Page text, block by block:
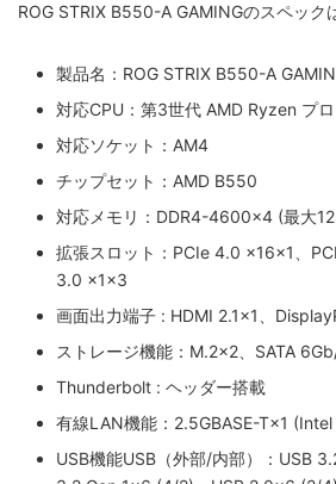
ROG STRIX B550-A GAMINGのスペック
製品名：ROG STRIX B550-A
対応CPU：第3世代 AMD Ryzen プ
対応ソケット：AM4
チップセット：AMD B550
対応メモリ：DDR4-4600×4 (最大
拡張スロット：PCIe 4.0 x16×1、
3.0 x1×3
画面出力端子 : HDMI 2.1×1、
ストレージ機能：M.2×2、SATA
Thunderbolt : ヘッダー搭載
有線LAN機能：2.5GBASE-T×1
USB機能USB（外部/内部）：USB